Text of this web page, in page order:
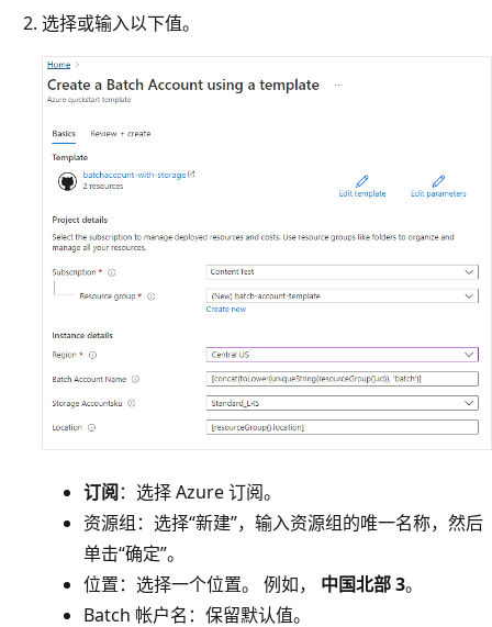
选择或输入以下值。
订阅：选择 Azure 订阅。
资源组：选择“新建”，输入资源组的唯一名称，然后
单击“确定”。
位置：选择一个位置。 例如， 中国北部 3。
Batch 帐户名：保留默认值。